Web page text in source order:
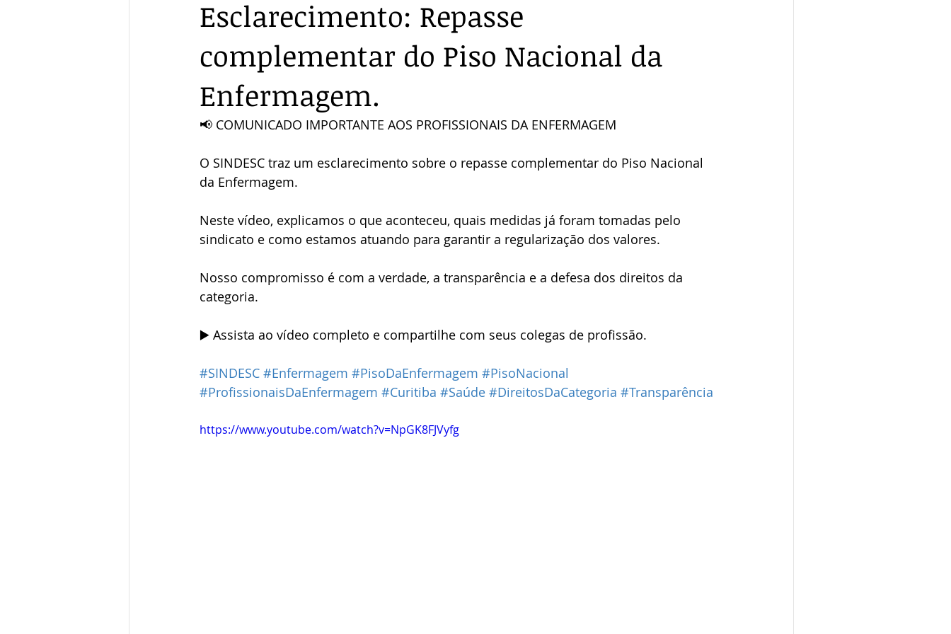
Esclarecimento: Repasse
complementar do Piso Nacional da
Enfermagem.
📢 COMUNICADO IMPORTANTE AOS PROFISSIONAIS DA ENFERMAGEM
O SINDESC traz um esclarecimento sobre o repasse complementar do Piso Nacional
da Enfermagem.
Neste vídeo, explicamos o que aconteceu, quais medidas já foram tomadas pelo
sindicato e como estamos atuando para garantir a regularização dos valores.
Nosso compromisso é com a verdade, a transparência e a defesa dos direitos da
categoria.
▶️ Assista ao vídeo completo e compartilhe com seus colegas de profissão.
#SINDESC #Enfermagem #PisoDaEnfermagem #PisoNacional
#ProfissionaisDaEnfermagem #Curitiba #Saúde #DireitosDaCategoria #Transparência
https://www.youtube.com/watch?v=NpGK8FJVyfg